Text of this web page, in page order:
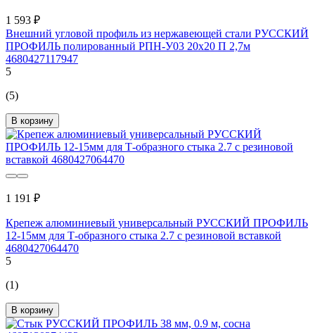
1 593 ₽
Внешний угловой профиль из нержавеющей стали РУССКИЙ
ПРОФИЛЬ полированный РПН-У03 20x20 П 2,7м
4680427117947
5
(5)
В корзину
1 191 ₽
Крепеж алюминиевый универсальный РУССКИЙ ПРОФИЛЬ
12-15мм для Т-образного стыка 2.7 с резиновой вставкой
4680427064470
5
(1)
В корзину